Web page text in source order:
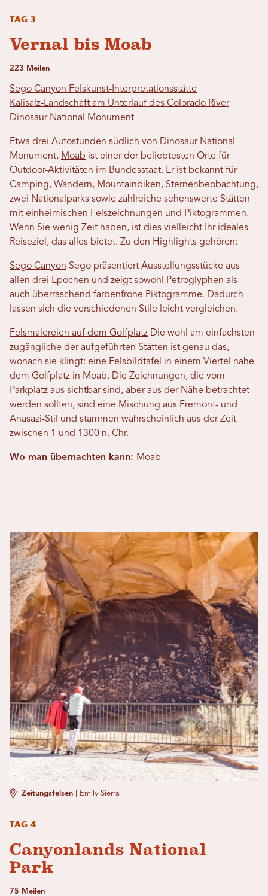
Tag 3
Vernal bis Moab
223 Meilen
Sego Canyon Felskunst-Interpretationsstätte
Kalisalz-Landschaft am Unterlauf des Colorado River
Dinosaur National Monument
Etwa drei Autostunden südlich von Dinosaur National
Monument, Moab ist einer der beliebtesten Orte für
Outdoor-Aktivitäten im Bundesstaat. Er ist bekannt für
Camping, Wandern, Mountainbiken, Sternenbeobachtung,
zwei Nationalparks sowie zahlreiche sehenswerte Stätten
mit einheimischen Felszeichnungen und Piktogrammen.
Wenn Sie wenig Zeit haben, ist dies vielleicht Ihr ideales
Reiseziel, das alles bietet. Zu den Highlights gehören:
Sego Canyon Sego präsentiert Ausstellungsstücke aus
allen drei Epochen und zeigt sowohl Petroglyphen als
auch überraschend farbenfrohe Piktogramme. Dadurch
lassen sich die verschiedenen Stile leicht vergleichen.
Felsmalereien auf dem Golfplatz Die wohl am einfachsten
zugängliche der aufgeführten Stätten ist genau das,
wonach sie klingt: eine Felsbildtafel in einem Viertel nahe
dem Golfplatz in Moab. Die Zeichnungen, die vom
Parkplatz aus sichtbar sind, aber aus der Nähe betrachtet
werden sollten, sind eine Mischung aus Fremont- und
Anasazi-Stil und stammen wahrscheinlich aus der Zeit
zwischen 1 und 1300 n. Chr.
Wo man übernachten kann: Moab
Zeitungsfelsen Emily Sierra
Tag 4
Canyonlands National
Park
75 Meilen